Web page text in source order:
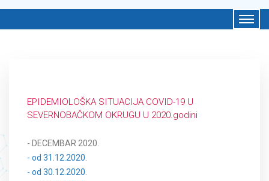
EPIDEMIOLOŠKA SITUACIJA COVID-19 U
SEVERNOBAČKOM OKRUGU U 2020.godini
- DECEMBAR 2020.
- od 31.12.2020.
- od 30.12.2020.